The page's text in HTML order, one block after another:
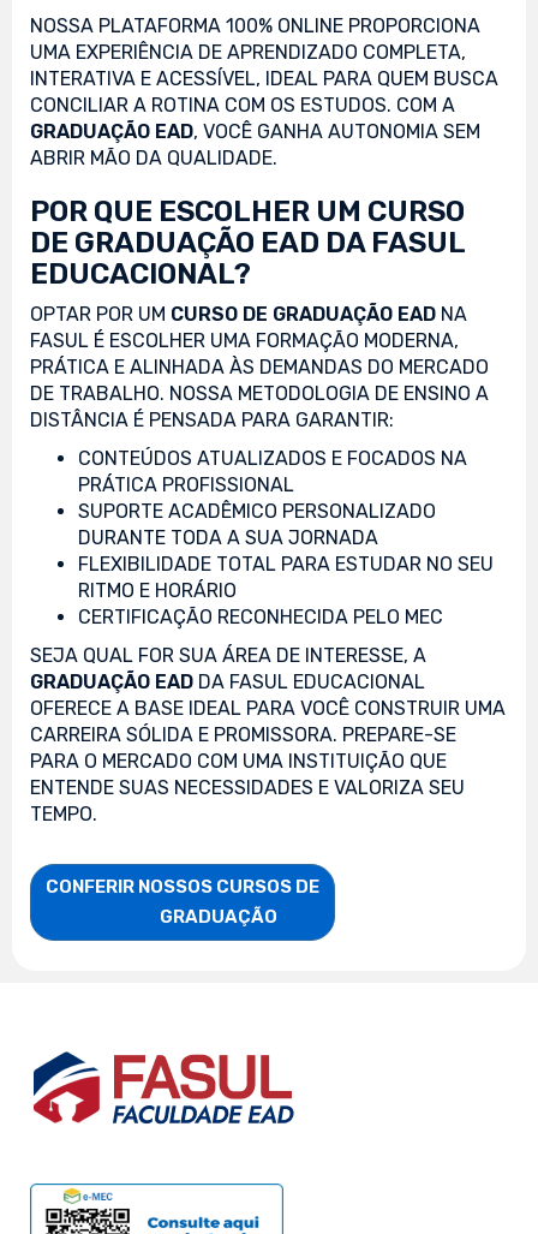
NOSSA PLATAFORMA 100% ONLINE PROPORCIONA
UMA EXPERIÊNCIA DE APRENDIZADO COMPLETA,
INTERATIVA E ACESSÍVEL, IDEAL PARA QUEM BUSCA
CONCILIAR A ROTINA COM OS ESTUDOS. COM A
GRADUAÇÃO EAD, VOCÊ GANHA AUTONOMIA SEM
ABRIR MÃO DA QUALIDADE.
POR QUE ESCOLHER UM CURSO
DE GRADUAÇÃO EAD DA FASUL
EDUCACIONAL?
OPTAR POR UM CURSO DE GRADUAÇÃO EAD NA
FASUL É ESCOLHER UMA FORMAÇÃO MODERNA,
PRÁTICA E ALINHADA ÀS DEMANDAS DO MERCADO
DE TRABALHO. NOSSA METODOLOGIA DE ENSINO A
DISTÂNCIA É PENSADA PARA GARANTIR:
CONTEÚDOS ATUALIZADOS E FOCADOS NA
PRÁTICA PROFISSIONAL
SUPORTE ACADÊMICO PERSONALIZADO
DURANTE TODA A SUA JORNADA
FLEXIBILIDADE TOTAL PARA ESTUDAR NO SEU
RITMO E HORÁRIO
CERTIFICAÇÃO RECONHECIDA PELO MEC
SEJA QUAL FOR SUA ÁREA DE INTERESSE, A
GRADUAÇÃO EAD DA FASUL EDUCACIONAL
OFERECE A BASE IDEAL PARA VOCÊ CONSTRUIR UMA
CARREIRA SÓLIDA E PROMISSORA. PREPARE-SE
PARA O MERCADO COM UMA INSTITUIÇÃO QUE
ENTENDE SUAS NECESSIDADES E VALORIZA SEU
TEMPO.
CONFERIR NOSSOS CURSOS DE
                    GRADUAÇÃO